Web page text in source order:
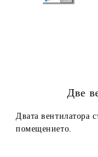
Две
Двата вентилатора
помещението.